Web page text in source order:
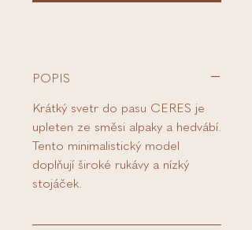
POPIS
Krátký svetr do pasu CERES je
upleten ze směsi alpaky a hedvábí.
Tento minimalistický model
doplňují široké rukávy a nízký
stojáček.